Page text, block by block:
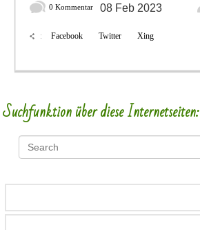
08 Feb 2023
0 Kommentar
: Facebook Twitter Xing
Suchfunktion über diese Internetseiten: